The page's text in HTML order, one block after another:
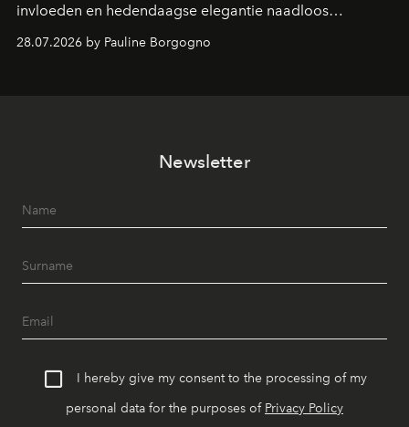
invloeden en hedendaagse elegantie naadloos
28.07.2026 by Pauline Borgogno
Newsletter
I hereby give my consent to the processing of my
personal data for the purposes of Privacy Policy